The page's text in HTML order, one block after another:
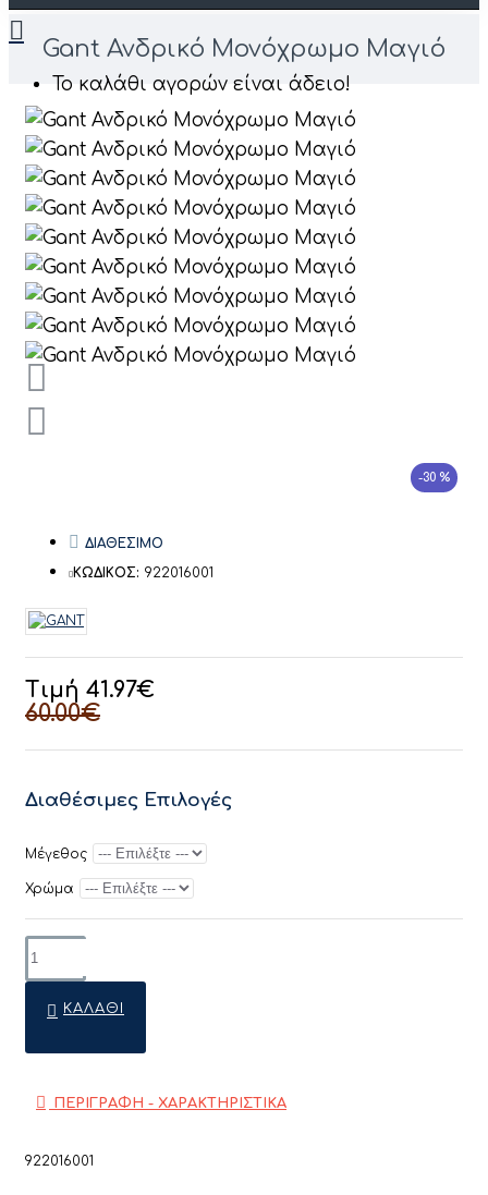
Το καλάθι αγορών είναι άδειο!
Gant Ανδρικό Μονόχρωμο Μαγιό
-30 %
Τιμή 41.97€
60.00€
ΔΙΑΘΕΣΙΜΟ
ΚΩΔΙΚΟΣ: 922016001
Διαθέσιμες Επιλογές
Μέγεθος
Χρώμα
ΚΑΛΆΘΙ
ΠΕΡΙΓΡΑΦΗ - ΧΑΡΑΚΤΗΡΙΣΤΙΚΑ
922016001